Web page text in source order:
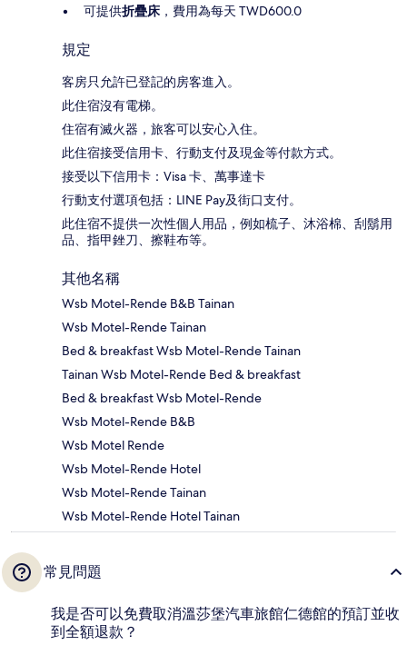
可提供折疊床 ，費用為每天 TWD600.0
規定
客房只允許已登記的房客進入。
此住宿沒有電梯。
住宿有滅火器，旅客可以安心入住。
此住宿接受信用卡、行動支付及現金等付款方式。
接受以下信用卡：Visa 卡、萬事達卡
行動支付選項包括：LINE Pay及街口支付。
此住宿不提供一次性個人用品，例如梳子、沐浴棉、刮鬍用
品、指甲銼刀、擦鞋布等。
其他名稱
Wsb Motel-Rende B&B Tainan
Wsb Motel-Rende Tainan
Bed & breakfast Wsb Motel-Rende Tainan
Tainan Wsb Motel-Rende Bed & breakfast
Bed & breakfast Wsb Motel-Rende
Wsb Motel-Rende B&B
Wsb Motel Rende
Wsb Motel-Rende Hotel
Wsb Motel-Rende Tainan
Wsb Motel-Rende Hotel Tainan
常見問題
我是否可以免費取消溫莎堡汽車旅館仁德館的預訂並收
到全額退款？